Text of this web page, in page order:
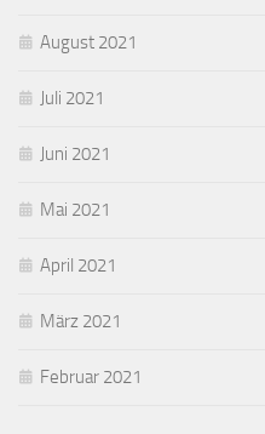
August 2021
Juli 2021
Juni 2021
Mai 2021
April 2021
März 2021
Februar 2021